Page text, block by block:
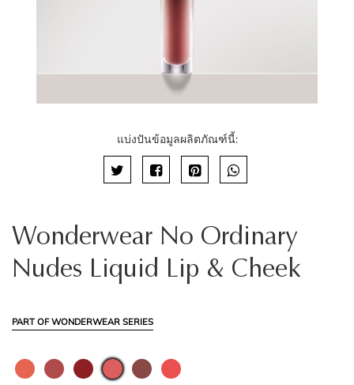
แบ่งปันข้อมูลผลิตภัณฑ์นี้:
Wonderwear No Ordinary
Nudes Liquid Lip & Cheek
PART OF WONDERWEAR SERIES